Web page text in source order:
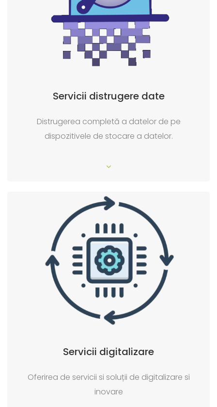
Servicii distrugere date
Distrugerea completă a datelor de pe
dispozitivele de stocare a datelor.
Servicii digitalizare
Oferirea de servicii si soluții de digitalizare si
inovare